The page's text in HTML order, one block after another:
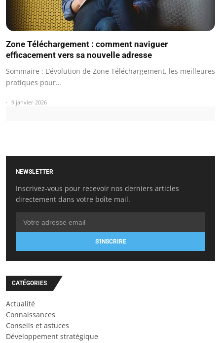
Zone Téléchargement : comment naviguer
efficacement vers sa nouvelle adresse
Sommaire : L’évolution de Zone Téléchargement, les meilleures
pratiques pour…
9 janvier 2026
NEWSLETTER
Inscrivez-vous pour recevoir nos derniers articles
directement dans votre boîte mail.
S'INSCRIRE
CATÉGORIES
Actualité
Connaissances
Conseils et astuces
Développement stratégique